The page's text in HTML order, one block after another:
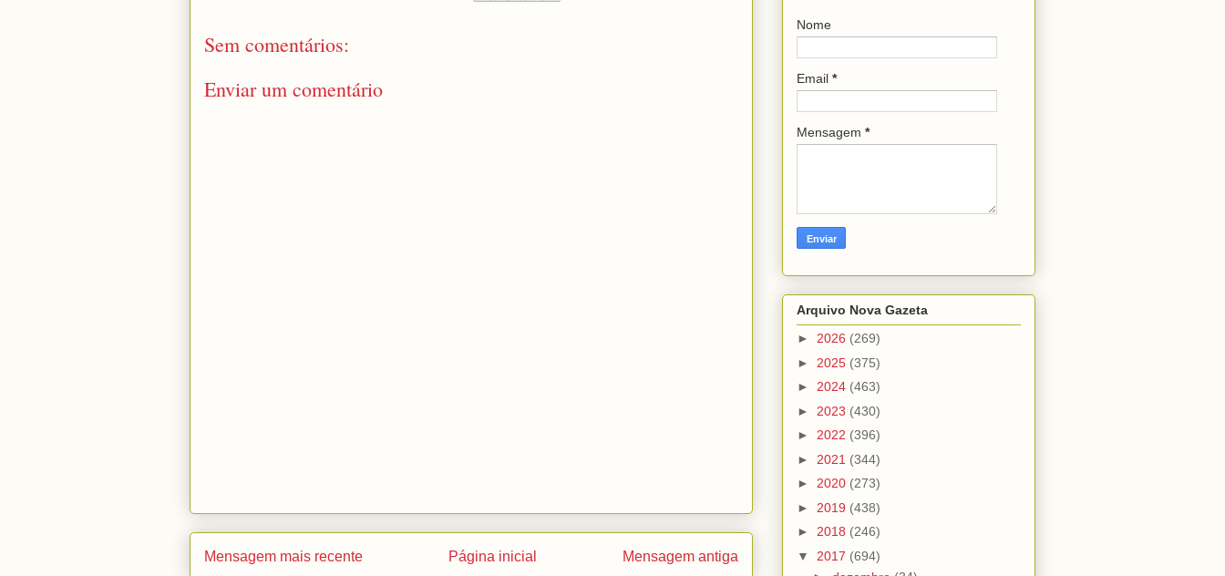
Sem comentários:
Enviar um comentário
Mensagem mais recente Mensagem antiga
Página inicial
Nome
Email *
Mensagem *
Arquivo Nova Gazeta
► 2026 (269)
► 2025 (375)
► 2024 (463)
► 2023 (430)
► 2022 (396)
► 2021 (344)
► 2020 (273)
► 2019 (438)
► 2018 (246)
▼ 2017 (694)